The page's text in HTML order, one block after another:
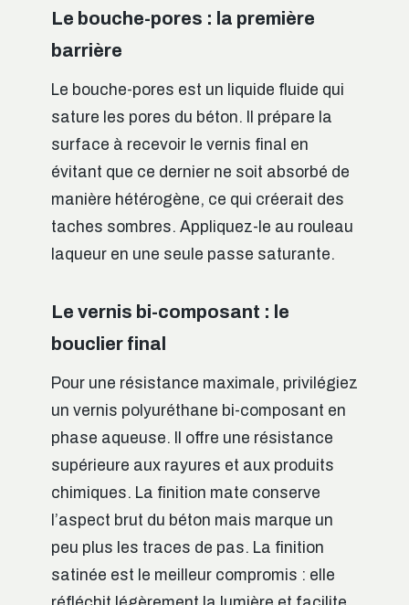
Le bouche-pores : la première
barrière
Le bouche-pores est un liquide fluide qui
sature les pores du béton. Il prépare la
surface à recevoir le vernis final en
évitant que ce dernier ne soit absorbé de
manière hétérogène, ce qui créerait des
taches sombres. Appliquez-le au rouleau
laqueur en une seule passe saturante.
Le vernis bi-composant : le
bouclier final
Pour une résistance maximale, privilégiez
un vernis polyuréthane bi-composant en
phase aqueuse. Il offre une résistance
supérieure aux rayures et aux produits
chimiques. La finition mate conserve
l’aspect brut du béton mais marque un
peu plus les traces de pas. La finition
satinée est le meilleur compromis : elle